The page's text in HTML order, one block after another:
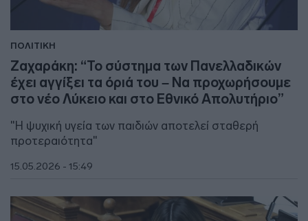
ΠΟΛΙΤΙΚΗ
Ζαχαράκη: “Το σύστημα των Πανελλαδικών
έχει αγγίξει τα όριά του – Να προχωρήσουμε
στο νέο Λύκειο και στο Eθνικό Aπολυτήριο”
"Η ψυχική υγεία των παιδιών αποτελεί σταθερή
προτεραιότητα"
15.05.2026 - 15:49